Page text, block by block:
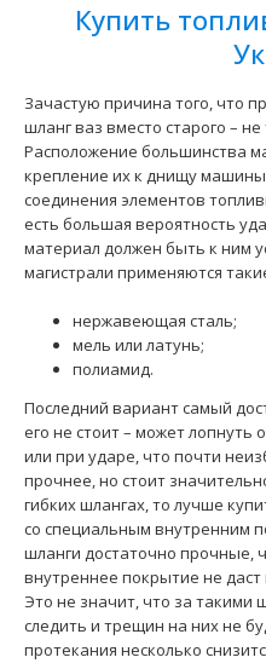
Трубка переднего
Лада Калина
Применение на
1119, Лада Калина и их
Трубка топливная
Купить
Зачастую причина того, что
шланг ваз вместо старого –
Расположение большинства
крепление их к днищу машины
соединения элементов
есть большая вероятность
материал должен быть к ним
магистрали применяются
нержавеющая сталь;
мель или латунь;
полиамид.
Последний вариант самый
его не стоит – может
или при ударе, что почти
прочнее, но стоит
гибких шлангах, то лучше
со специальным внутренним
шланги достаточно прочные,
внутреннее покрытие не
Это не значит, что за такими
следить и трещин на них не
протекания несколько